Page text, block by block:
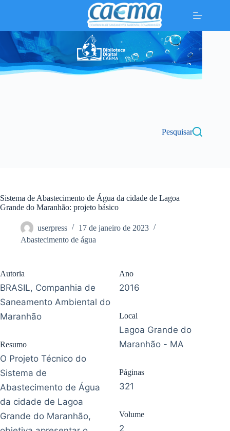
conteúdo
Pesquisar
Sistema de Abastecimento de Água da cidade de Lagoa
Grande do Maranhão: projeto básico
userpress
17 de janeiro de 2023
Abastecimento de água
Autoria
BRASIL, Companhia de
Saneamento Ambiental do
Maranhão
Resumo
O Projeto Técnico do
Sistema de
Abastecimento de Água
da cidade de Lagoa
Grande do Maranhão,
Ano
2016
Local
Lagoa Grande do
Maranhão - MA
Páginas
321
Volume
2